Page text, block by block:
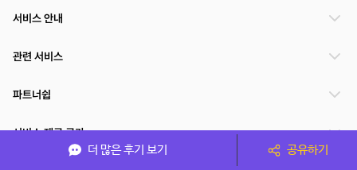
더 많은 후기 보기 공유하기
서비스 안내
관련 서비스
파트너쉽
서비스 제공 국가